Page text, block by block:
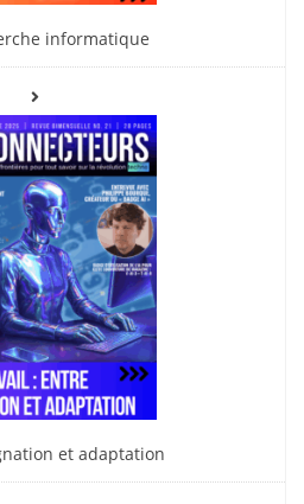
informatique
et adaptation